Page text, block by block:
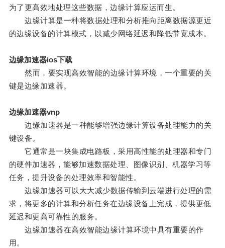
为了更高效地处理这些数据，边缘计算应运而生。
边缘计算是一种将数据处理和分析推向距离数据源更近
的边缘设备的计算模式，以减少网络延迟和降低带宽成本。
边缘加速器ios下载
然而，要实现高效智能的边缘计算环境，一个重要的关
键是边缘加速器。
边缘加速器vnp
边缘加速器是一种能够增强边缘计算设备处理能力的关
键设备。
它通常是一块集成电路板，采用高性能的处理器和专门
的硬件加速器，能够加速数据处理、图像识别、机器学习等
任务，提升设备的处理效率和智能性。
边缘加速器可以大大减少数据传输到云端进行处理的需
求，将更多的计算和分析任务在边缘设备上完成，提供更低
延迟和更高可靠性的服务。
边缘加速器在高效智能边缘计算环境中具有重要的作
用。